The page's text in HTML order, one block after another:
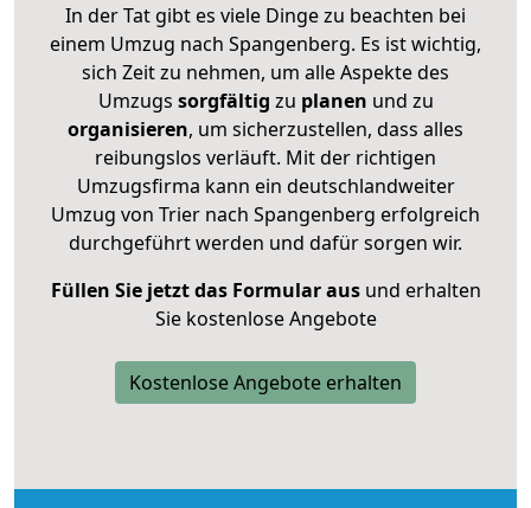
In der Tat gibt es viele Dinge zu beachten bei
einem Umzug nach Spangenberg. Es ist wichtig,
sich Zeit zu nehmen, um alle Aspekte des
Umzugs sorgfältig zu planen und zu
organisieren, um sicherzustellen, dass alles
reibungslos verläuft. Mit der richtigen
Umzugsfirma kann ein deutschlandweiter
Umzug von Trier nach Spangenberg erfolgreich
durchgeführt werden und dafür sorgen wir.
Füllen Sie jetzt das Formular ausund erhalten
Sie kostenlose Angebote
Kostenlose Angebote erhalten